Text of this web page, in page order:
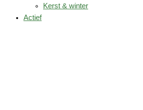
Kerst & winter
Actief